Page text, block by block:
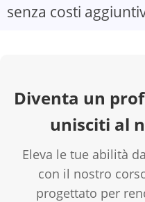
senza costi
Diventa un
unisciti al
Eleva le tue abilità
con il nostro
progettato per